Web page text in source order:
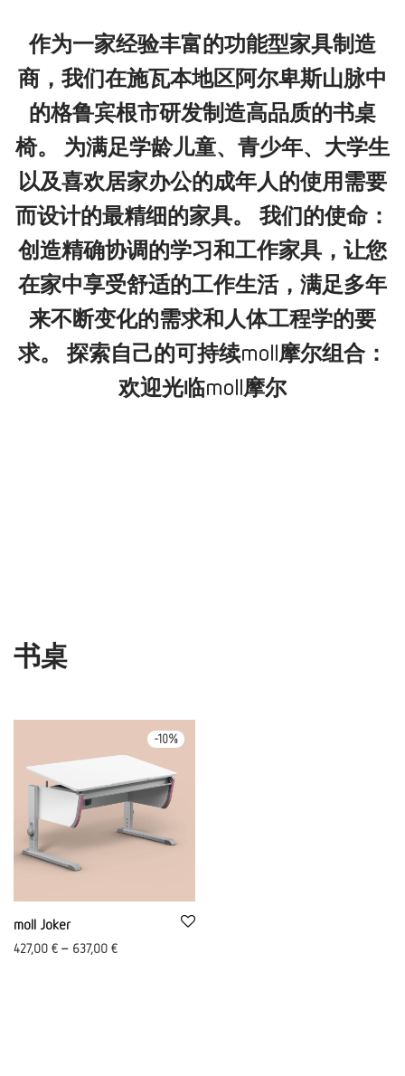
作为一家经验丰富的功能型家具制造
商，我们在施瓦本地区阿尔卑斯山脉中
的格鲁宾根市研发制造高品质的书桌
椅。 为满足学龄儿童、青少年、大学生
以及喜欢居家办公的成年人的使用需要
而设计的最精细的家具。 我们的使命：
创造精确协调的学习和工作家具，让您
在家中享受舒适的工作生活，满足多年
来不断变化的需求和人体工程学的要
求。 探索自己的可持续moll摩尔组合：
欢迎光临moll摩尔
书桌
-10%
moll Joker
427,00 € – 637,00 €